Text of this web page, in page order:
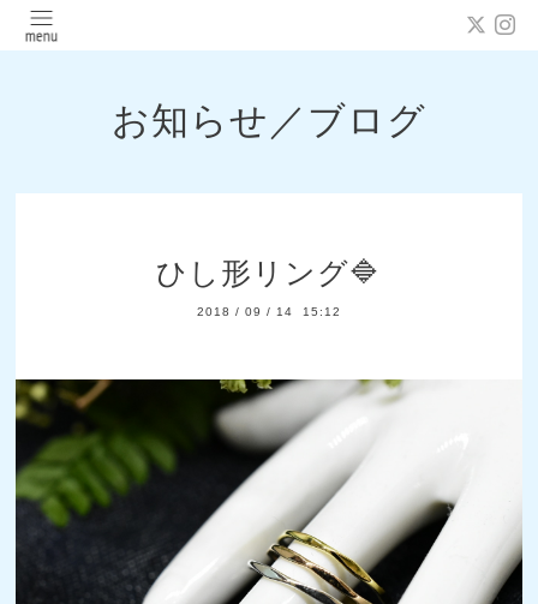
お知らせ／ブログ
ひし形リング🔷
2018 / 09 / 14 15:12